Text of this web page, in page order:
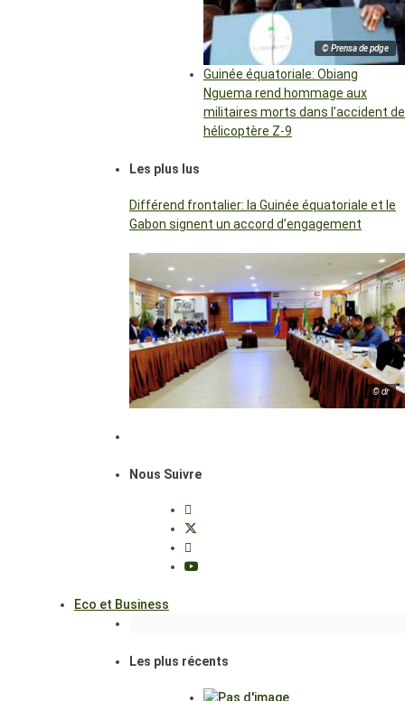
© Prensa de pdge
Guinée équatoriale: Obiang
Nguema rend hommage aux
militaires morts dans l’accident de
hélicoptère Z-9
Les plus lus
Différend frontalier: la Guinée équatoriale et le
Gabon signent un accord d’engagement
© dr
Nous Suivre
Eco et Business
Les plus récents